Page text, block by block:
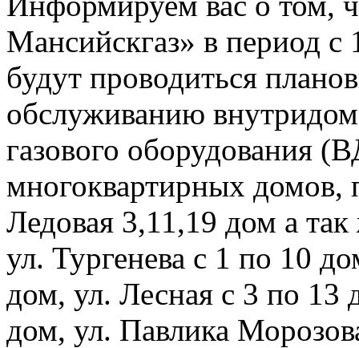
Мансийскгаз» в период с
будут проводиться
обслуживанию
газового
многоквартирных
Ледовая 3,11,19 дом а
ул. Тургенева с 1 по 10
дом, ул. Лесная с 3 по
дом, ул. Павлика